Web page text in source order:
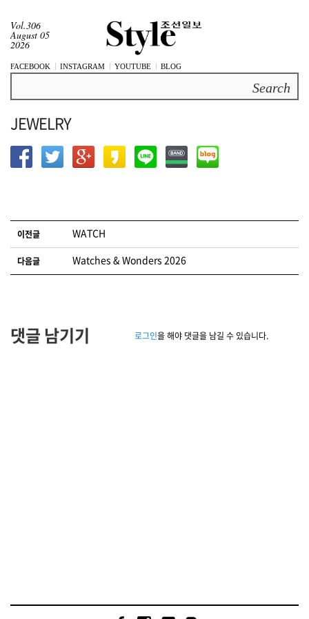
Vol.306
August 05
2026
FACEBOOK INSTAGRAM YOUTUBE BLOG
JEWELRY
글 네비게이션
이전글 WATCH
다음글 Watches & Wonders 2026
댓글 남기기 로그인을 해야 댓글을 남길 수 있습니다.